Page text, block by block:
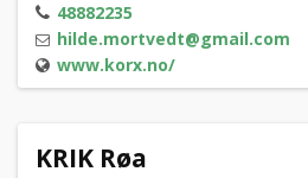
48882235
hilde.mortvedt@gmail.com
www.korx.no/
KRIK Røa